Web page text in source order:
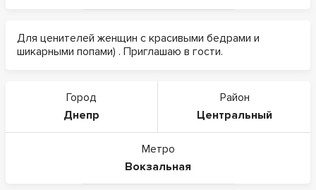
Для ценителей женщин с красивыми бедрами и
шикарными попами) . Приглашаю в гости.
Город
Днепр
Район
Центральный
Метро
Вокзальная